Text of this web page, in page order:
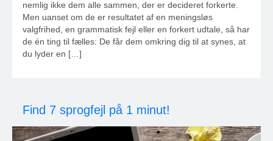
nemlig ikke dem alle sammen, der er decideret forkerte.
Men uanset om de er resultatet af en meningsløs
valgfrihed, en grammatisk fejl eller en forkert udtale, så har
de én ting til fælles: De får dem omkring dig til at synes, at
du lyder en […]
Find 7 sprogfejl på 1 minut!